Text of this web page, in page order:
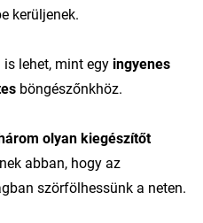
kerüljenek.
is lehet, mint egy ingyenes
böngészőnkhöz.
három olyan kiegészítőt
abban, hogy az
szörfölhessünk a neten.